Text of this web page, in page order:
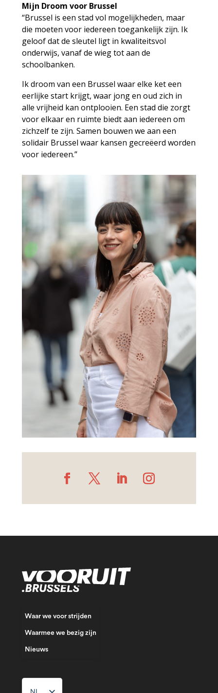
Mijn Droom voor Brussel
“Brussel is een stad vol mogelijkheden, maar
die moeten voor iedereen toegankelijk zijn. Ik
geloof dat de sleutel ligt in kwaliteitsvol
onderwijs, vanaf de wieg tot aan de
schoolbanken.
Ik droom van een Brussel waar elke ket een
eerlijke start krijgt, waar jong en oud zich in
alle vrijheid kan ontplooien. Een stad die zorgt
voor elkaar en ruimte biedt aan iedereen om
zichzelf te zijn. Samen bouwen we aan een
solidair Brussel waar kansen gecreëerd worden
voor iedereen.”
Waar we voor strijden
Waarmee we bezig zijn
Nieuws
NL